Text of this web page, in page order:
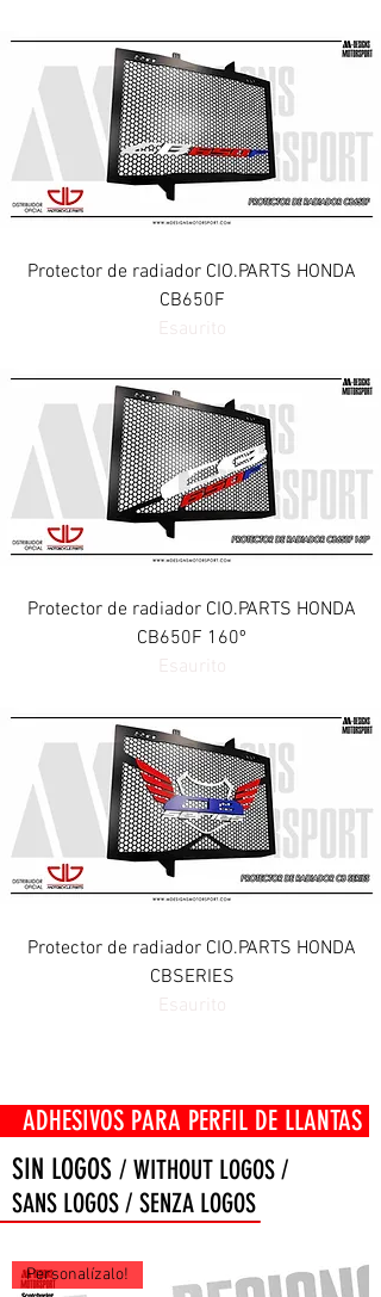
Protector de radiador CIO.PARTS HONDA
CB650F
Esaurito
Protector de radiador CIO.PARTS HONDA
CB650F 160º
Esaurito
Protector de radiador CIO.PARTS HONDA
CBSERIES
Esaurito
PARA PERFIL DE LLANTAS
SIN LOGOS / WITHOUT LOGOS /
SANS LOGOS / SENZA LOGOS
Personalízalo!